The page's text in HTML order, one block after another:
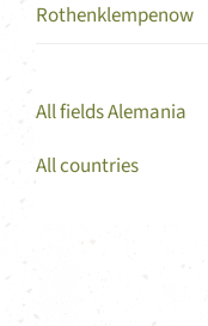
Rothenklempenow
All fields Alemania
All countries